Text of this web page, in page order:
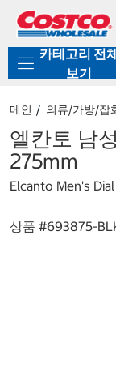
로
기
가
카테고리 전
보기
메인 의류/가방/잡
엘칸토 남
275mm
Elcanto Men's
상품 #693875-